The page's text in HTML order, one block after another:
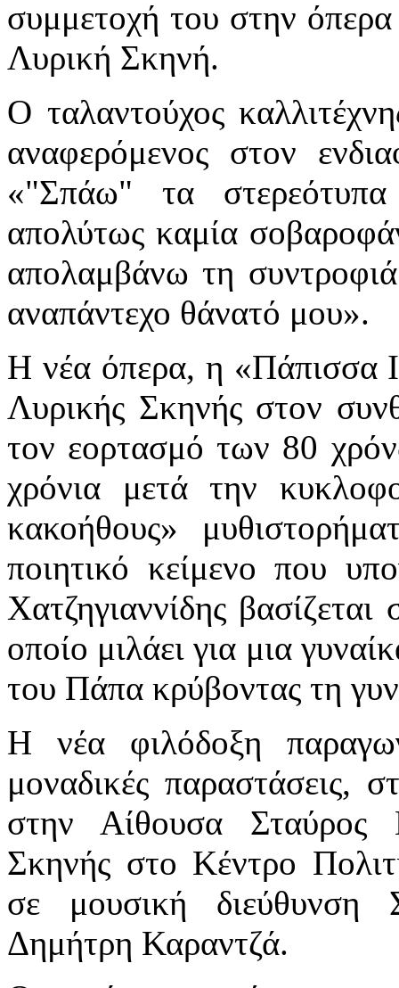
συμμετοχή του στην
Λυρική Σκηνή.
Ο ταλαντούχος
αναφερόμενος στον
«"Σπάω" τα
απολύτως καμία
απολαμβάνω τη
αναπάντεχο θάνατό μου».
Η νέα όπερα, η «Πάπισσα
Λυρικής Σκηνής στον
τον εορτασμό των 80
χρόνια μετά την
κακοήθους»
ποιητικό κείμενο που
Χατζηγιαννίδης
οποίο μιλάει για μια
του Πάπα κρύβοντας τη
Η νέα φιλόδοξη
μοναδικές παραστάσεις,
στην Αίθουσα Σταύρος
Σκηνής στο Κέντρο
σε μουσική διεύθυνση
Δημήτρη Καραντζά.